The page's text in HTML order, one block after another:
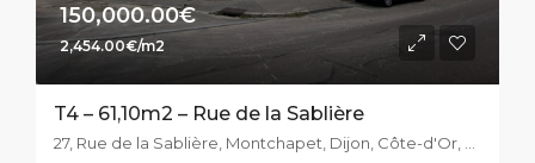
150,000.00€
2,454.00€/m2
T4 – 61,10m2 – Rue de la Sablière